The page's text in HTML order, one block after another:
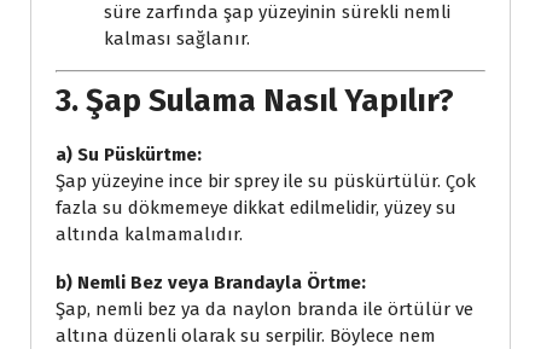
süre zarfında şap yüzeyinin sürekli nemli
kalması sağlanır.
3. Şap Sulama Nasıl Yapılır?
a) Su Püskürtme:
Şap yüzeyine ince bir sprey ile su püskürtülür. Çok
fazla su dökmemeye dikkat edilmelidir, yüzey su
altında kalmamalıdır.
b) Nemli Bez veya Brandayla Örtme:
Şap, nemli bez ya da naylon branda ile örtülür ve
altına düzenli olarak su serpilir. Böylece nem